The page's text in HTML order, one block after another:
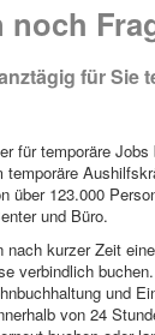
noch
für Sie
für temporäre Jobs
temporäre
über 123.000
und Büro.
nach kurzer Zeit eine
verbindlich
und
von 24